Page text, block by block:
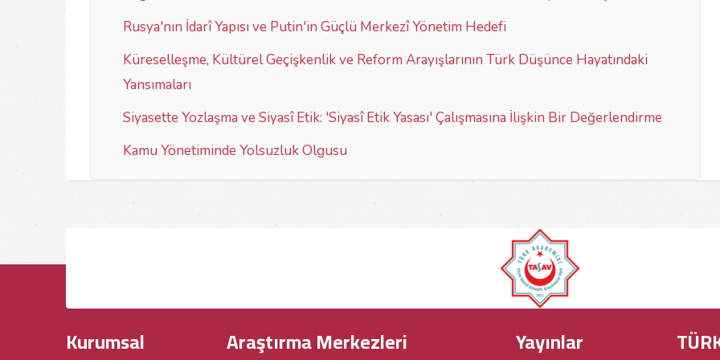
Rusya'nın İdarî Yapısı ve Putin'in Güçlü Merkezî Yönetim Hedefi
Küreselleşme, Kültürel Geçişkenlik ve Reform Arayışlarının Türk Düşünce Hayatındaki
Yansımaları
Siyasette Yozlaşma ve Siyasî Etik: 'Siyasî Etik Yasası' Çalışmasına İlişkin Bir Değerlendirme
Kamu Yönetiminde Yolsuzluk Olgusu
Kurumsal Araştırma Merkezleri Yayınlar